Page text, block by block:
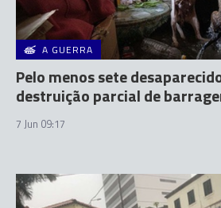
A GUERRA
Pelo menos sete
destruição parcial de
7 Jun 09:17